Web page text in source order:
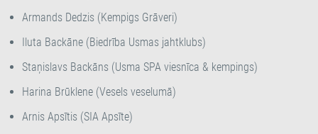
Armands Dedzis (Kempigs Grāveri)
Iluta Backāne (Biedrība Usmas jahtklubs)
Staņislavs Backāns (Usma SPA viesnīca & kempings)
Harina Brūklene (Vesels veselumā)
Arnis Apsītis (SIA Apsīte)